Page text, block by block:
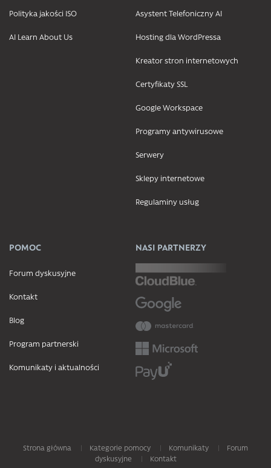
Polityka jakości ISO
AI Learn About Us
Asystent Telefoniczny AI
Hosting dla WordPressa
Kreator stron internetowych
Certyfikaty SSL
Google Workspace
Programy antywirusowe
Serwery
Sklepy internetowe
Regulaminy usług
POMOC
Forum dyskusyjne
Kontakt
Blog
Program partnerski
Komunikaty i aktualności
NASI PARTNERZY
Strona główna Kategorie pomocy Komunikaty
Forum
dyskusyjne
Kontakt